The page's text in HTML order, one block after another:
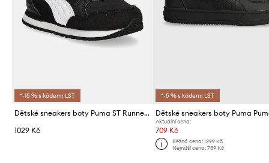
*-15 % s kódem: LST
Dětské sneakers boty Puma ST Runner v4 NL
1029 Kč
*-5 % s kódem: LST
Aktuální cena:
709 Kč
Běžná cena: 1299 Kč
Nejnižší cena: 739 Kč